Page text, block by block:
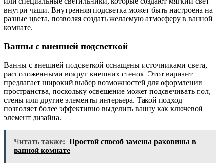
внутри чаши. Внутренняя подсветка может быть настроена на
разные цвета, позволяя создать желаемую атмосферу в ванной
комнате.
Ванны с внешней подсветкой
Ванны с внешней подсветкой оснащены источниками света,
расположенными вокруг внешних стенок. Этот вариант
предлагает широкий выбор возможностей для оформлении
пространства, поскольку освещение может подсвечивать пол,
стены или другие элементы интерьера. Такой подход
позволяет более эффективно выделить ванну как ключевой
элемент дизайна.
Читать также: Простой способ замены раковины в
ванной комнате